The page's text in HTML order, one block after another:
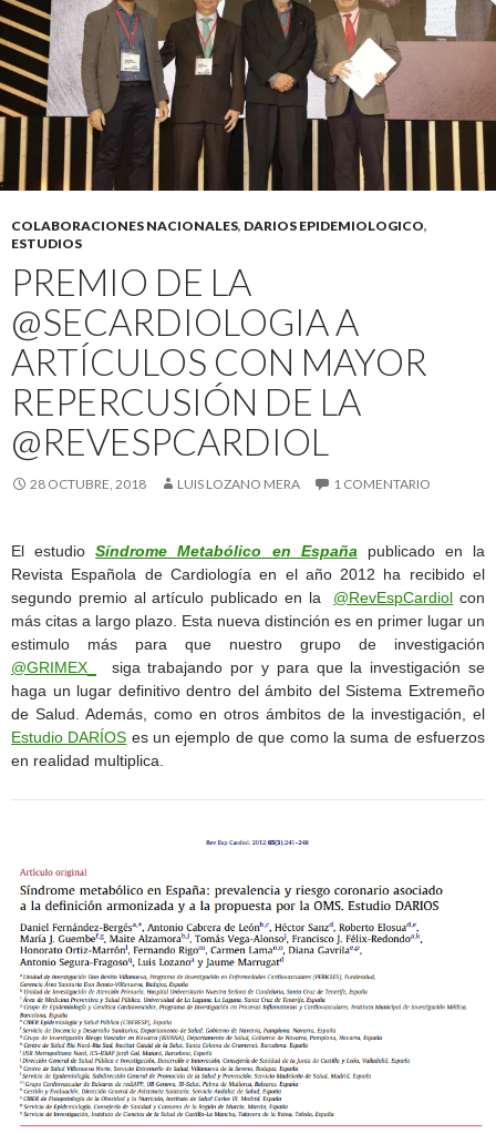
COLABORACIONES NACIONALES, DARIOS EPIDEMIOLOGICO,
ESTUDIOS
PREMIO DE LA
@SECARDIOLOGIA A
ARTÍCULOS CON MAYOR
REPERCUSIÓN DE LA
@REVESPCARDIOL
28 OCTUBRE, 2018 LUIS LOZANO MERA 1 COMENTARIO
El estudioSíndrome Metabólico en Españapublicado en la
Revista Española de Cardiología en el año 2012 ha recibido el
segundo premio al artículo publicado en la @RevEspCardiol con
más citas a largo plazo. Esta nueva distinción es en primer lugar un
estimulo más para que nuestro grupo de investigación
@GRIMEX_
siga trabajando por y para que la investigación se
haga un lugar definitivo dentro del ámbito del Sistema Extremeño
de Salud. Además, como en otros ámbitos de la investigación, el
Estudio DARÍOS es un ejemplo de que como la suma de esfuerzos
en realidad multiplica.